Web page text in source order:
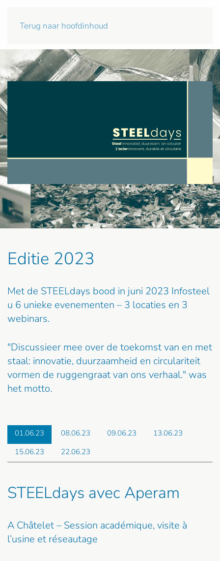
Terug naar hoofdinhoud
Editie 2023
Met de STEELdays bood in juni 2023 Infosteel
u 6 unieke evenementen – 3 locaties en 3
webinars.
"Discussieer mee over de toekomst van en met
staal: innovatie, duurzaamheid en circulariteit
vormen de ruggengraat van ons verhaal." was
het motto.
01.06.23 08.06.23 09.06.23
13.06.23
15.06.23
22.06.23
STEELdays avec Aperam
A Châtelet – Session académique, visite à
l’usine et réseautage